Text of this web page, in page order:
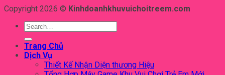
Copyright 2026 © Kinhdoanhkhuvuichoitreem.com
Search
for:
Trang Chủ
Dịch Vụ
Thiết Kế Nhận Diện thương Hiệu